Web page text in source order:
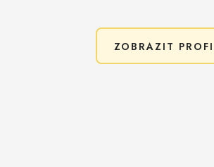
ZOBRAZIT